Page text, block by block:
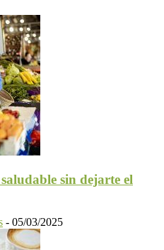
sin dejarte el
- 05/03/2025